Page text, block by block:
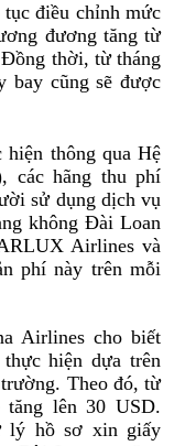
điều chỉnh mức
đương tăng từ
thời, từ tháng
bay cũng sẽ được
thông qua Hệ
các hãng thu phí
sử dụng dịch vụ
không Đài Loan
Airlines và
phí này trên mỗi
Airlines cho biết
hiện dựa trên
Theo đó, từ
lên 30 USD.
lý hồ sơ xin giấy